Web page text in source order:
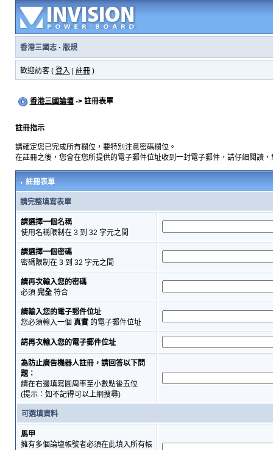
香港三國志· 版規
歡迎訪客 ( 登入 註冊)
香港三國論壇-> 註冊表單
註冊指示
請確定您已完成所有欄位，要特別注意密碼欄位。
在註冊之後，您會在您所提供的電子郵件位址收到一封電子郵件，請仔細閱讀
註冊表單
請完整填寫表單
請選擇一個名稱
使用名稱限制在 3 到 32 字元之間
請選擇一個密碼
密碼限制在 3 到 32 字元之間
請再次輸入您的密碼
必須 完全符合
請輸入您的電子郵件位址
您必須輸入一個 真實的電子郵件位址
請再次輸入您的電子郵件位址
為防止廣告機器人註冊，請回答以下問
題：
請在右邊填寫圓周率至小數點後五位
(提示：如不記得可以上網搜尋)
可選填資料
馬甲
擁有多個論壇帳號者必須在此填入所有帳